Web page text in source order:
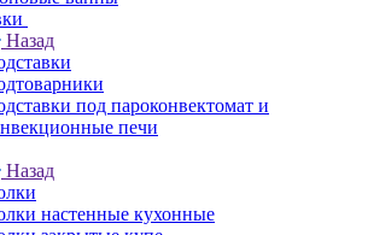
Назад
под пароконвектомат и
печи
Назад
настенные кухонные